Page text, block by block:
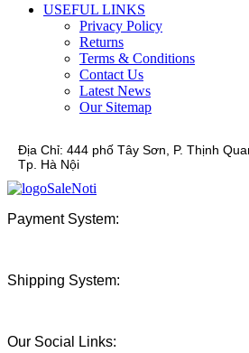
USEFUL LINKS
Privacy Policy
Returns
Terms & Conditions
Contact Us
Latest News
Our Sitemap
Địa Chỉ: 444 phố Tây Sơn, P. Thịnh
Tp. Hà Nội
Payment System:
Shipping System:
Our Social Links: